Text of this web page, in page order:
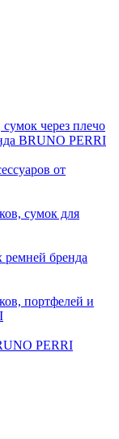
через плечо
BRUNO PERRI
от
сумок для
бренда
портфелей и
PERRI